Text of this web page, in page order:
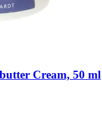
Cream, 50 ml